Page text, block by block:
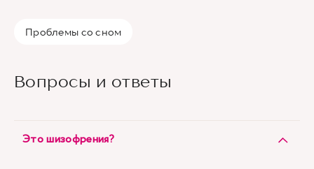
Проблемы со сном
Вопросы и ответы
Это шизофрения?